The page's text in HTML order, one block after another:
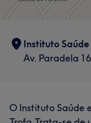
Instituto
Av. Paradela
O Instituto Saúde